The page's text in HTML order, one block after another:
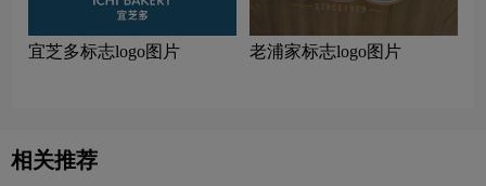
宜芝多标志logo图片 老浦家标志logo图片
相关推荐